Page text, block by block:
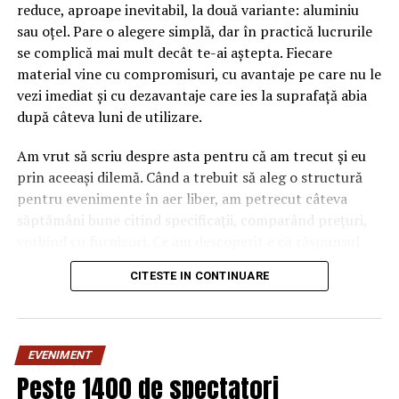
reduce, aproape inevitabil, la două variante: aluminiu
sau oțel. Pare o alegere simplă, dar în practică lucrurile
se complică mai mult decât te-ai aștepta. Fiecare
material vine cu compromisuri, cu avantaje pe care nu le
vezi imediat și cu dezavantaje care ies la suprafață abia
după câteva luni de utilizare.
Am vrut să scriu despre asta pentru că am trecut și eu
prin aceeași dilemă. Când a trebuit să aleg o structură
pentru evenimente în aer liber, am petrecut câteva
săptămâni bune citind specificații, comparând prețuri,
„corect” depinde mult de context, de cât de des muți
pavilionul și de ce condiții meteo ai de înfruntat.
materialului mai mult decât
CITESTE IN CONTINUARE
EVENIMENT
Peste 1400 de spectatori